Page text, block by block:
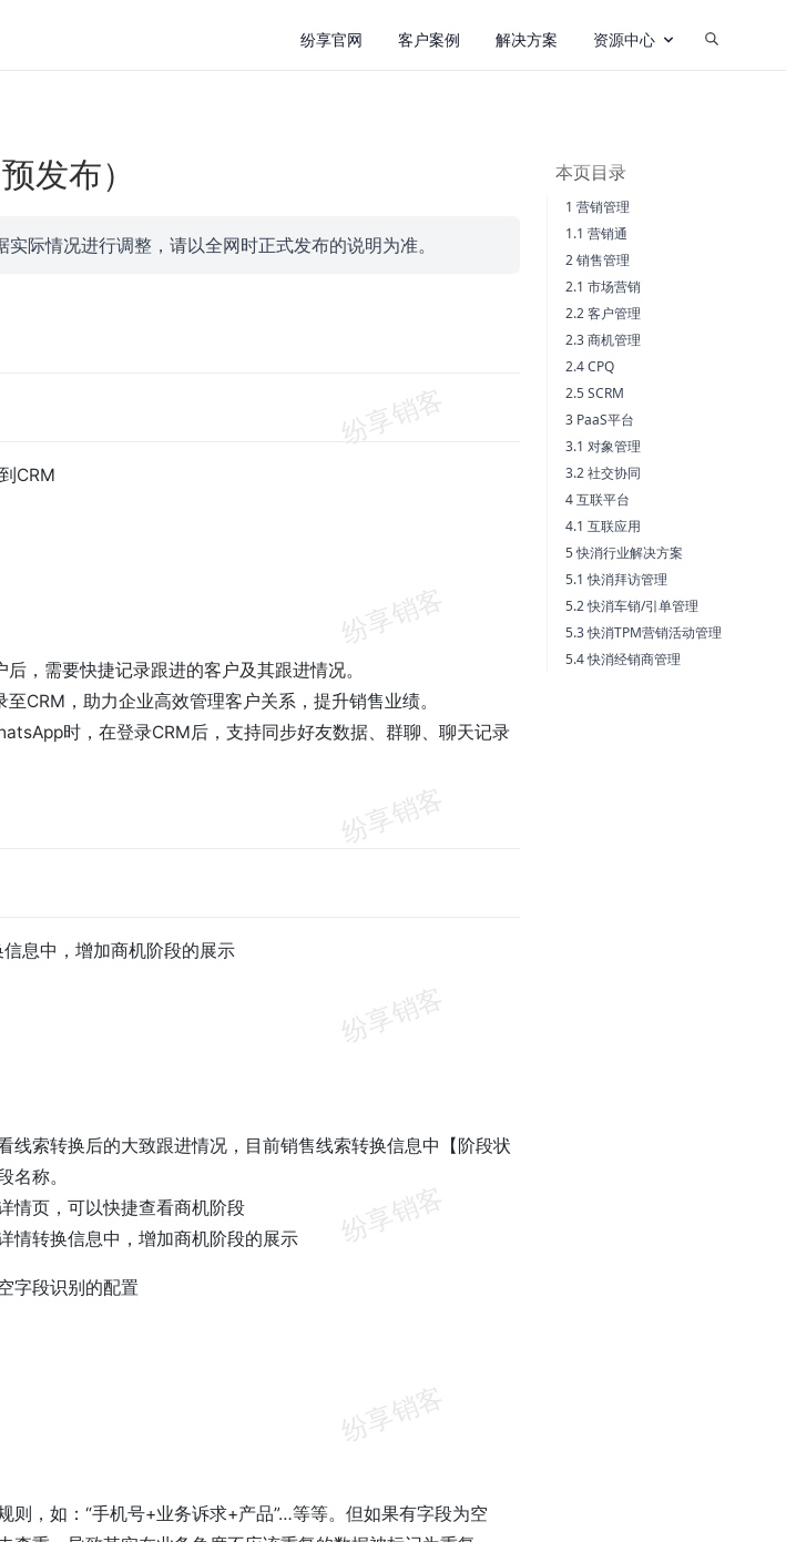
纷享官网 客户案例 解决方案 资源中心
发布）
际情况进行调整，请以全网时正式发布的说明为准。
CRM
，需要快捷记录跟进的客户及其跟进情况。
CRM，助力企业高效管理客户关系，提升销售业绩。
时，在登录CRM后，支持同步好友数据、群聊、聊天记录
息中，增加商机阶段的展示
线索转换后的大致跟进情况，目前销售线索转换信息中【阶段状
名称。
情页，可以快捷查看商机阶段
情转换信息中，增加商机阶段的展示
字段识别的配置
则，如：“手机号+业务诉求+产品”…等等。但如果有字段为空
本页目录
1 营销管理
1.1 营销通
2 销售管理
2.1 市场营销
2.2 客户管理
2.3 商机管理
2.4 CPQ
2.5 SCRM
3 PaaS平台
3.1 对象管理
3.2 社交协同
4 互联平台
4.1 互联应用
5 快消行业解决方案
5.1 快消拜访管理
5.2 快消车销/引单管理
5.3 快消TPM营销活动管理
5.4 快消经销商管理